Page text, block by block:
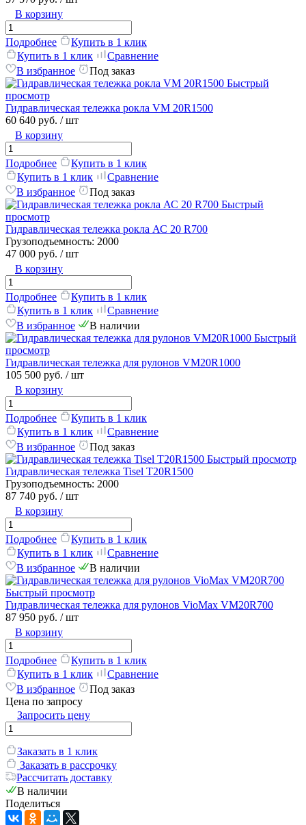
В корзину
Подробнее
Купить в 1 клик
Купить в 1 клик
Сравнение
В избранное
Под заказ
Быстрый
просмотр
Гидравлическая тележка рокла VM 20R1500
60 640 руб. / шт
В корзину
Подробнее
Купить в 1 клик
Купить в 1 клик
Сравнение
В избранное
Под заказ
Быстрый
просмотр
Гидравлическая тележка рокла АС 20 R700
Грузоподъемность: 2000
47 000 руб. / шт
В корзину
Подробнее
Купить в 1 клик
Купить в 1 клик
Сравнение
В избранное
В наличии
Быстрый
просмотр
Гидравлическая тележка для рулонов VM20R1000
105 500 руб. / шт
В корзину
Подробнее
Купить в 1 клик
Купить в 1 клик
Сравнение
В избранное
Под заказ
Быстрый просмотр
Гидравлическая тележка Tisel T20R1500
Грузоподъемность: 2000
87 740 руб. / шт
В корзину
Подробнее
Купить в 1 клик
Купить в 1 клик
Сравнение
В избранное
В наличии
Быстрый просмотр
Гидравлическая тележка для рулонов VioMax VM20R700
87 950 руб. / шт
В корзину
Подробнее
Купить в 1 клик
Купить в 1 клик
Сравнение
В избранное
Под заказ
Цена по запросу
Запросить цену
Заказать в 1 клик
Заказать в рассрочку
Рассчитать доставку
В наличии
Поделиться